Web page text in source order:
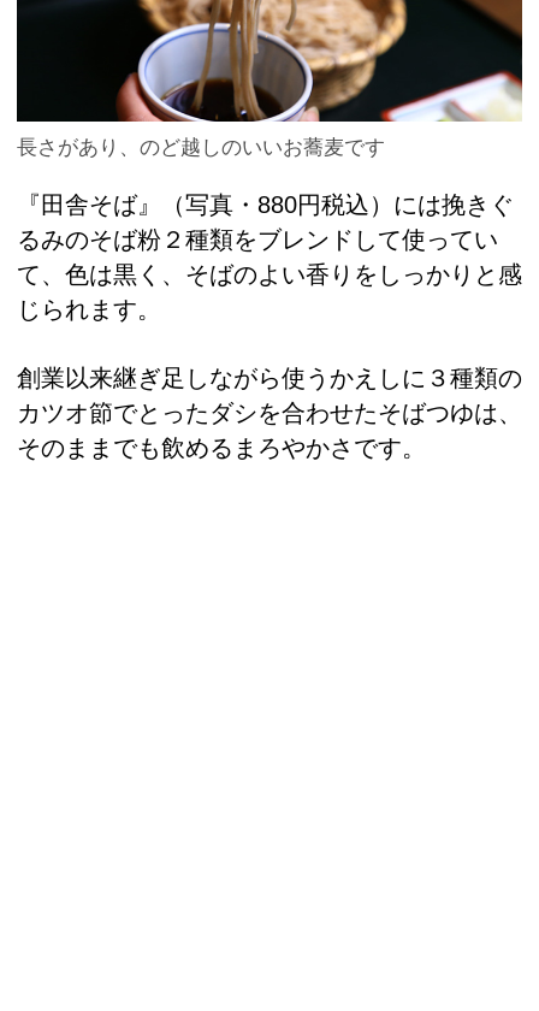
長さがあり、のど越しのいいお蕎麦です
『田舎そば』（写真・880円税込）には挽きぐ
るみのそば粉２種類をブレンドして使ってい
て、色は黒く、そばのよい香りをしっかりと感
じられます。
創業以来継ぎ足しながら使うかえしに３種類の
カツオ節でとったダシを合わせたそばつゆは、
そのままでも飲めるまろやかさです。